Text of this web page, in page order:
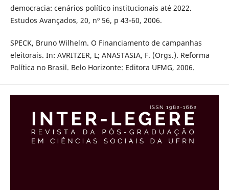
democracia: cenários político institucionais até 2022.
Estudos Avançados, 20, nº 56, p 43-60, 2006.
SPECK, Bruno Wilhelm. O Financiamento de campanhas
eleitorais. In: AVRITZER, L; ANASTASIA, F. (Orgs.). Reforma
Política no Brasil. Belo Horizonte: Editora UFMG, 2006.